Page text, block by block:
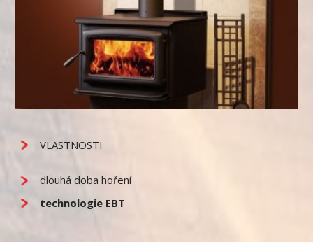
VLASTNOSTI
dlouhá doba hoření
technologie EBT